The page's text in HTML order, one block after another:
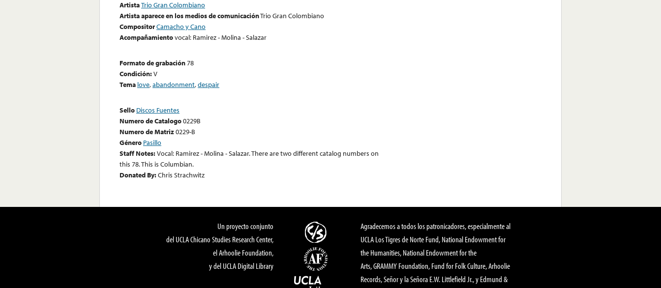
ArtistaTrio Gran Colombiano
Artista aparece en los medios de comunicaciónTrio Gran Colombiano
CompositorCamacho y Cano
Acompañamientovocal: Ramirez - Molina - Salazar
Formato de grabación78
Condición:V
Tema love,abandonment,despair
Sello Discos Fuentes
Numero de Catalogo0229B
Numero de Matriz0229-B
Género Pasillo
Staff Notes:Vocal: Ramirez - Molina - Salazar. There are two different catalog numbers on
this 78. This is Columbian.
Donated By:Chris Strachwitz
Un proyecto conjunto
del UCLA Chicano Studies Research Center,
el Arhoolie Foundation,
y del UCLA Digital Library
Agradecemos a todos los patronicadores, especialmente al
UCLA Los Tigres de Norte Fund, National Endowment for
the Humanities, National Endowment for the
Arts, GRAMMY Foundation, Fund for Folk Culture, Arhoolie
Records, Señor y la Señora E.W. Littlefield Jr., y Edmund &